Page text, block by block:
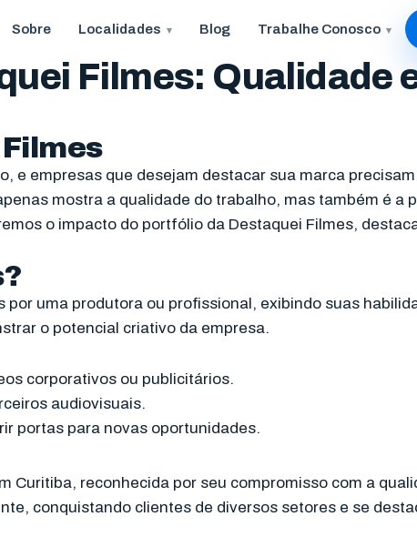
Sobre Localidades Blog Trabalhe Conosco
Filmes: Qualidade
e empresas que desejam destacar sua marca
mostra a qualidade do trabalho, mas também é a
o impacto do portfólio da Destaquei Filmes,
por uma produtora ou profissional, exibindo suas
o potencial criativo da empresa.
corporativos ou publicitários.
audiovisuais.
portas para novas oportunidades.
Curitiba, reconhecida por seu compromisso com a
conquistando clientes de diversos setores e se